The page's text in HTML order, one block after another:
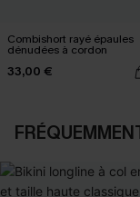
Combishort rayé épaules
dénudées à cordon
33,00 €